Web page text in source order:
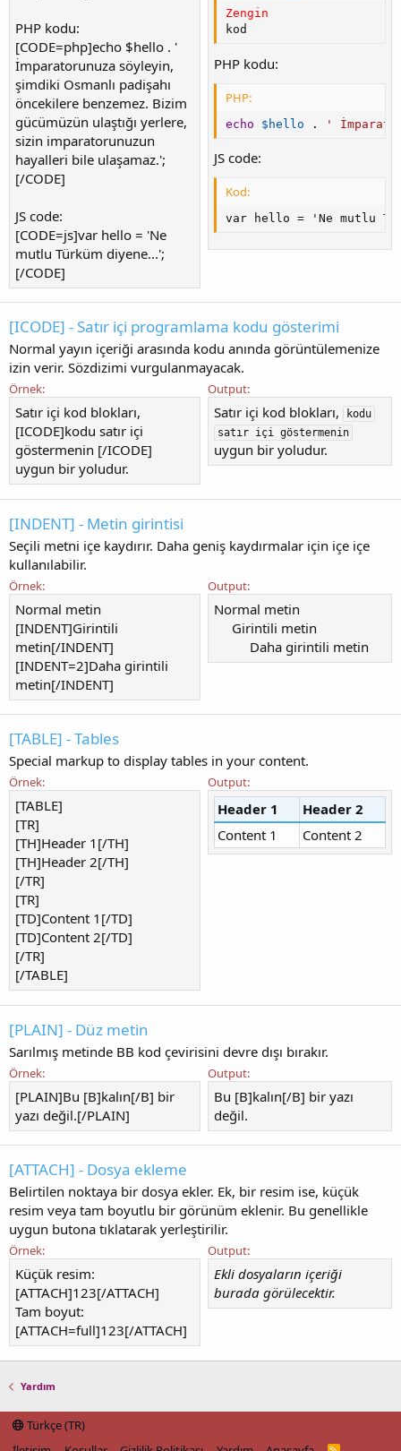
PHP kodu:
[CODE=php]echo $hello . '
İmparatorunuza söyleyin,
şimdiki Osmanlı padişahı
öncekilere benzemez. Bizim
gücümüzün ulaştığı yerlere,
sizin imparatorunuzun
hayalleri bile ulaşamaz.';
[/CODE]
JS code:
[CODE=js]var hello = 'Ne
mutlu Türküm diyene...';
[/CODE]
Zengin
kod
PHP kodu:
PHP:
echo $hello . '
JS code:
Kod:
var hello = 'Ne mutlu
[ICODE] - Satır içi programlama kodu gösterimi
Normal yayın içeriği arasında kodu anında görüntülemenize
izin verir. Sözdizimi vurgulanmayacak.
Örnek:
Satır içi kod blokları,
[ICODE]kodu satır içi
göstermenin [/ICODE]
uygun bir yoludur.
Output:
Satır içi kod blokları,
kodu
satır içi göstermenin
uygun bir yoludur.
[INDENT] - Metin girintisi
Seçili metni içe kaydırır. Daha geniş kaydırmalar için içe içe
kullanılabilir.
Örnek:
Normal metin
[INDENT]Girintili
metin[/INDENT]
[INDENT=2]Daha girintili
metin[/INDENT]
Output:
Normal metin
Girintili metin​
Daha girintili metin​
[TABLE] - Tables
Special markup to display tables in your content.
Örnek:
[TABLE]
[TR]
[TH]Header 1[/TH]
[TH]Header 2[/TH]
[/TR]
[TR]
[TD]Content 1[/TD]
[TD]Content 2[/TD]
[/TR]
[/TABLE]
Output:
Header 1
Header 2
Content 1
Content 2
[PLAIN] - Düz metin
Sarılmış metinde BB kod çevirisini devre dışı bırakır.
Örnek:
[PLAIN]Bu [B]kalın[/B] bir
yazı değil.[/PLAIN]
Output:
Bu [B]kalın[/B] bir yazı
değil.
[ATTACH] - Dosya ekleme
Belirtilen noktaya bir dosya ekler. Ek, bir resim ise, küçük
resim veya tam boyutlu bir görünüm eklenir. Bu genellikle
uygun butona tıklatarak yerleştirilir.
Örnek:
Küçük resim:
[ATTACH]123[/ATTACH]
Tam boyut:
[ATTACH=full]123[/ATTACH]
Output:
Ekli dosyaların içeriği
burada görülecektir.
Yardım
Türkçe (TR)